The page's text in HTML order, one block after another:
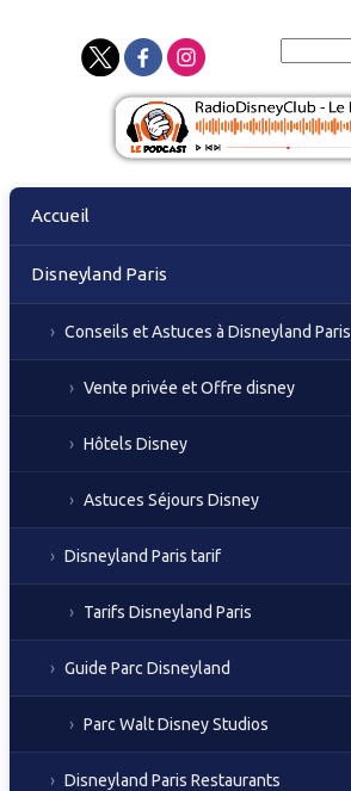
Skip
Accueil
Disneyland Paris
Conseils et Astuces à Disneyland Paris
Vente privée et Offre disney
Hôtels Disney
Astuces Séjours Disney
Disneyland Paris tarif
Tarifs Disneyland Paris
Guide Parc Disneyland
Parc Walt Disney Studios
Disneyland Paris Restaurants